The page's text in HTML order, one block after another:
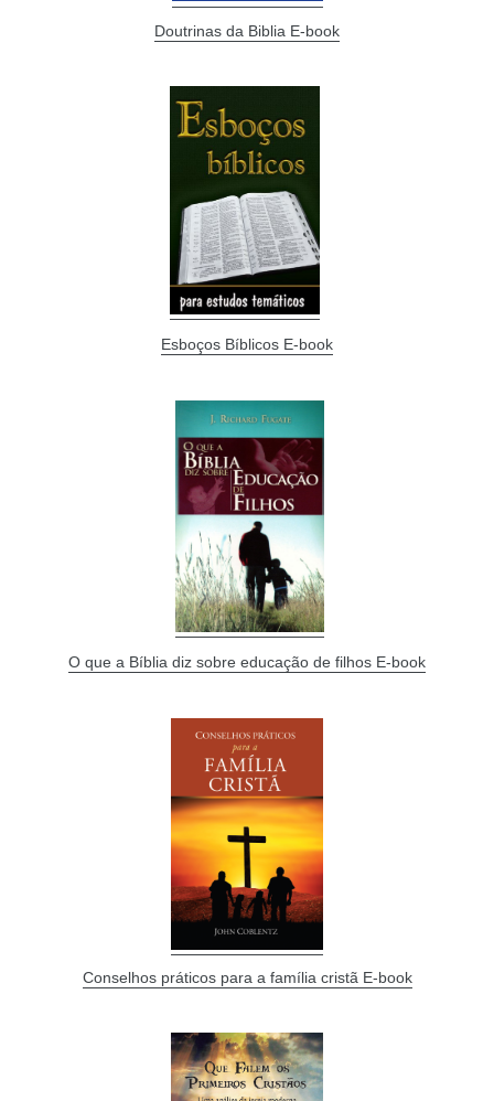
Doutrinas da Biblia E-book
Esboços Bíblicos E-book
O que a Bíblia diz sobre educação de filhos E-book
Conselhos práticos para a família cristã E-book